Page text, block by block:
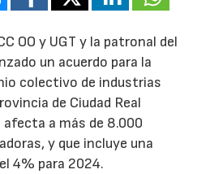
OO y UGT y la patronal del
un acuerdo para la
colectivo de industrias
de Ciudad Real
a más de 8.000
y que incluye una
4% para 2024.